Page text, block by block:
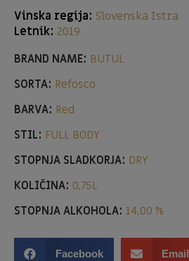
Vinska regija: Slovenska Istra
Letnik: 2019
BRAND NAME: BUTUL
SORTA: Refosco
BARVA: Red
STIL: FULL BODY
STOPNJA SLADKORJA: DRY
KOLIČINA: 0,75L
STOPNJA ALKOHOLA: 14,00 %
Facebook Email